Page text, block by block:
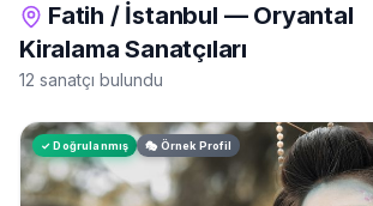
Fatih / İstanbul — Oryantal
Kiralama Sanatçıları
12 sanatçı bulundu
✓ Doğrulanmış 🎭 Örnek Profil